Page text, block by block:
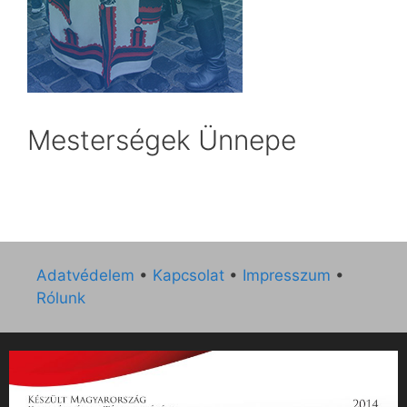
Mesterségek Ünnepe
Adatvédelem • Kapcsolat • Impresszum •
Rólunk